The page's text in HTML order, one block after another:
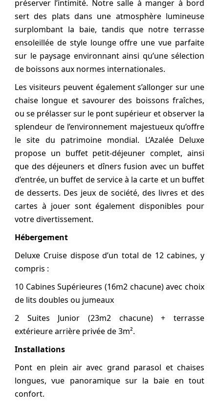
préserver l’intimité. Notre salle à manger à bord
sert des plats dans une atmosphère lumineuse
surplombant la baie, tandis que notre terrasse
ensoleillée de style lounge offre une vue parfaite
sur le paysage environnant ainsi qu’une sélection
de boissons aux normes internationales.
Les visiteurs peuvent également s’allonger sur une
chaise longue et savourer des boissons fraîches,
ou se prélasser sur le pont supérieur et observer la
splendeur de l’environnement majestueux qu’offre
le site du patrimoine mondial. L’Azalée Deluxe
propose un buffet petit-déjeuner complet, ainsi
que des déjeuners et dîners fusion avec un buffet
d’entrée, un buffet de service à la carte et un buffet
de desserts. Des jeux de société, des livres et des
cartes à jouer sont également disponibles pour
votre divertissement.
Hébergement
Deluxe Cruise dispose d’un total de 12 cabines, y
compris :
10 Cabines Supérieures (16m2 chacune) avec choix
de lits doubles ou jumeaux
2 Suites Junior (23m2 chacune) + terrasse
extérieure arrière privée de 3m².
Installations
Pont en plein air avec grand parasol et chaises
longues, vue panoramique sur la baie en tout
confort.